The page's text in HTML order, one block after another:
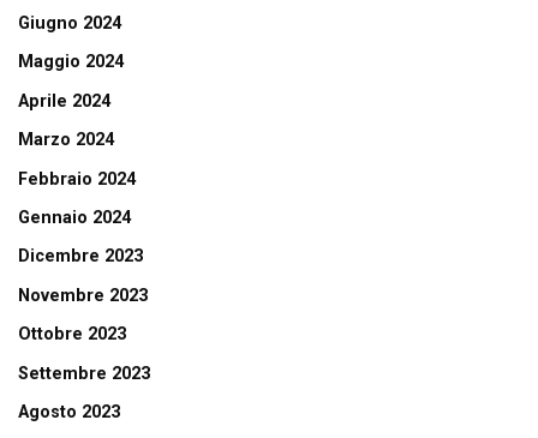
Giugno 2024
Maggio 2024
Aprile 2024
Marzo 2024
Febbraio 2024
Gennaio 2024
Dicembre 2023
Novembre 2023
Ottobre 2023
Settembre 2023
Agosto 2023